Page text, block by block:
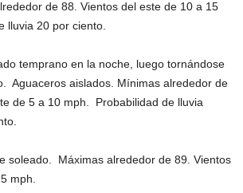
de 88. Vientos del este de 10 a 15
lluvia 20 por ciento.
temprano en la noche, luego tornándose
Aguaceros aislados. Mínimas alrededor de
de 5 a 10 mph. Probabilidad de lluvia
soleado. Máximas alrededor de 89. Vientos
mph.